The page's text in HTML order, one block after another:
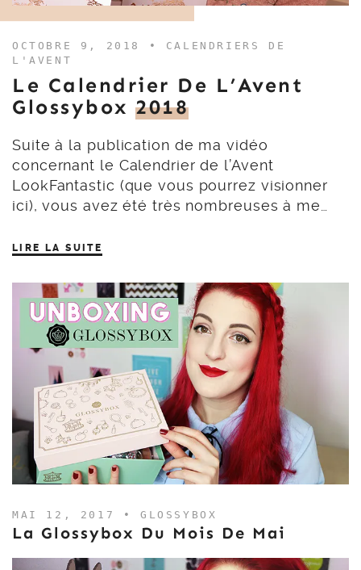
OCTOBRE 9, 2018 • CALENDRIERS DE
L'AVENT
Le Calendrier De L’Avent
Glossybox 2018
Suite à la publication de ma vidéo
concernant le Calendrier de l’Avent
LookFantastic (que vous pourrez visionner
ici), vous avez été très nombreuses à me…
LIRE LA SUITE
MAI 12, 2017 • GLOSSYBOX
La Glossybox Du Mois De Mai